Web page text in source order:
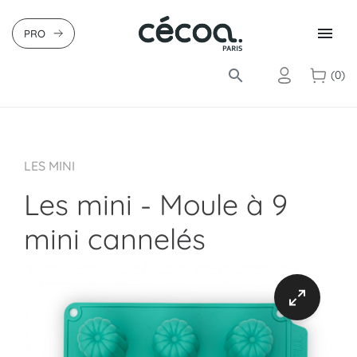

PRO
search (0)
LES MINI
Les mini - Moule à 9
mini cannelés